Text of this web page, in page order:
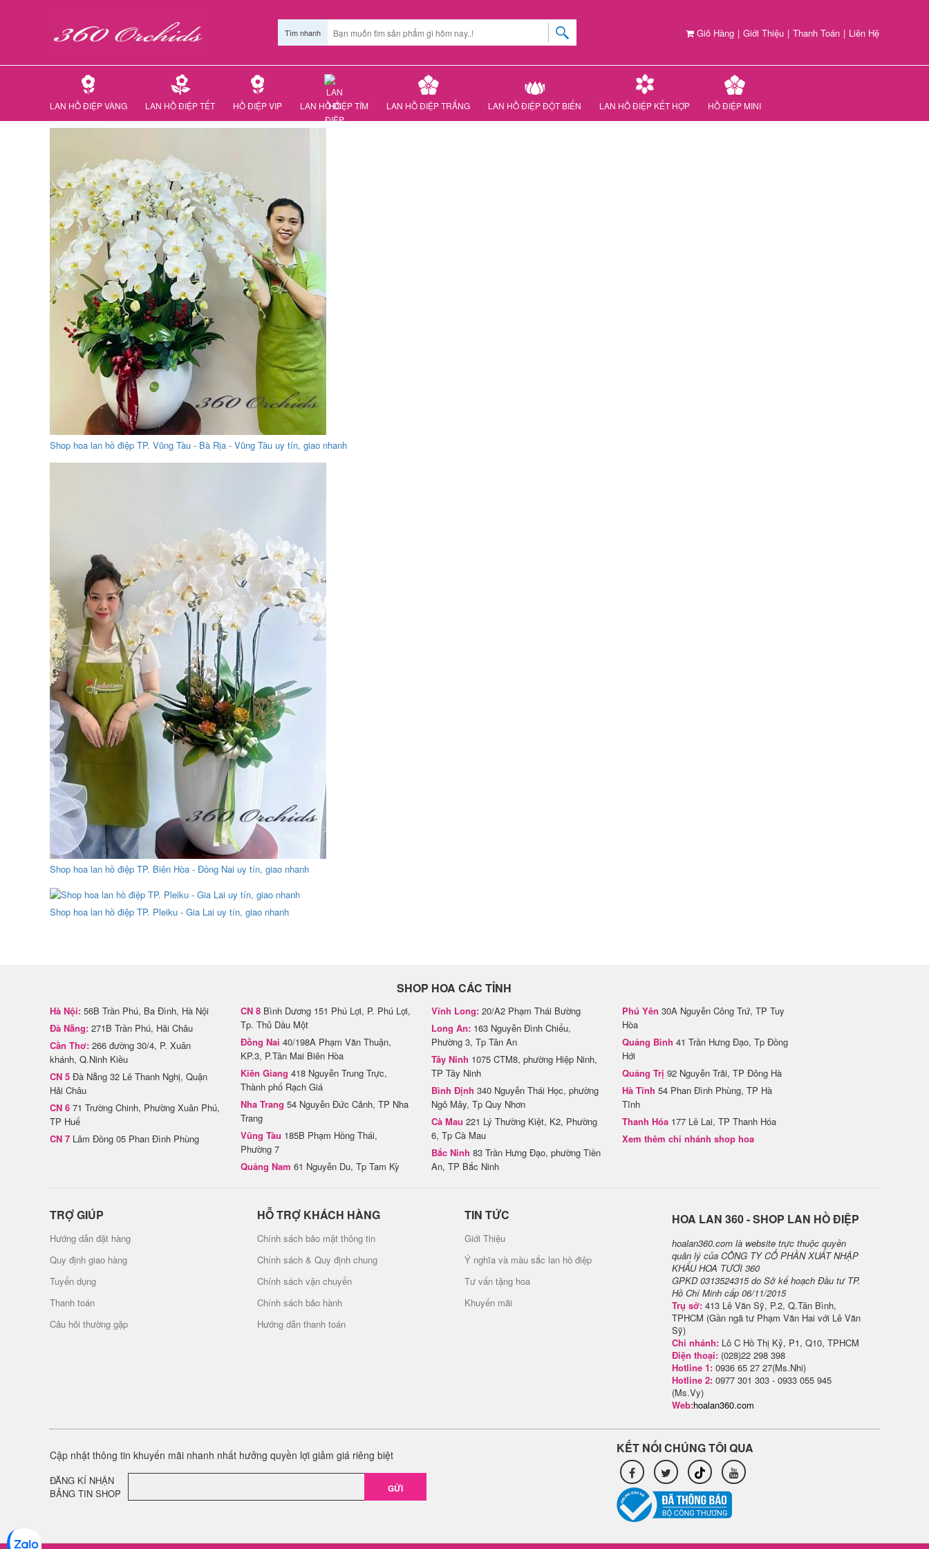
Giỏ Hàng | Giới Thiệu | Thanh Toán | Liên Hệ
Tìm nhanh
LAN HỒ ĐIỆP VÀNG LAN HỒ ĐIỆP TẾT HỒ ĐIỆP VIP LAN HỒ ĐIỆP TÍM LAN HỒ ĐIỆP TRẮNG LAN HỒ ĐIỆP ĐỘT BIẾN LAN HỒ ĐIỆP KẾT HỢP HỒ ĐIỆP MINI
Shop hoa lan hồ điệp TP. Vũng Tàu - Bà Rịa - Vũng Tàu uy tín, giao nhanh
Shop hoa lan hồ điệp TP. Biên Hòa - Đồng Nai uy tín, giao nhanh
Shop hoa lan hồ điệp TP. Pleiku - Gia Lai uy tín, giao nhanh
SHOP HOA CÁC TỈNH
Hà Nội: 56B Trần Phú, Ba Đình, Hà Nội
Đà Nẵng: 271B Trần Phú, Hải Châu
Cần Thơ: 266 đường 30/4, P. Xuân
khánh, Q.Ninh Kiều
CN 5 Đà Nẵng 32 Lê Thanh Nghị, Quận
Hải Châu
CN 6 71 Trường Chinh, Phường Xuân Phú,
TP Huế
CN 7 Lâm Đồng 05 Phan Đình Phùng
CN 8 Bình Dương 151 Phú Lợi, P. Phú Lợi,
Tp. Thủ Dầu Một
Đồng Nai 40/198A Phạm Văn Thuận,
KP.3, P.Tân Mai Biên Hòa
Kiên Giang 418 Nguyễn Trung Trực,
Thành phố Rạch Giá
Nha Trang 54 Nguyễn Đức Cảnh, TP Nha
Trang
Vũng Tàu 185B Phạm Hồng Thái,
Phường 7
Quảng Nam 61 Nguyễn Du, Tp Tam Kỳ
Vĩnh Long: 20/A2 Phạm Thái Bường
Long An: 163 Nguyễn Đình Chiểu,
Phường 3, Tp Tân An
Tây Ninh 1075 CTM8, phường Hiệp Ninh,
TP Tây Ninh
Bình Định 340 Nguyễn Thái Học, phường
Ngô Mây, Tp Quy Nhơn
Cà Mau 221 Lý Thường Kiệt, K2, Phường
6, Tp Cà Mau
Bắc Ninh 83 Trần Hưng Đạo, phường Tiền
An, TP Bắc Ninh
Phú Yên 30A Nguyễn Công Trứ, TP Tuy
Hòa
Quảng Bình 41 Trần Hưng Đạo, Tp Đồng
Hới
Quảng Trị 92 Nguyễn Trãi, TP Đông Hà
Hà Tĩnh 54 Phan Đình Phùng, TP Hà
Tĩnh
Thanh Hóa 177 Lê Lai, TP Thanh Hóa
Xem thêm chi nhánh shop hoa
TRỢ GIÚP
Hướng dẫn đặt hàng
Quy định giao hàng
Tuyển dụng
Thanh toán
Câu hỏi thường gặp
HỖ TRỢ KHÁCH HÀNG
Chính sách bảo mật thông tin
Chính sách & Quy định chung
Chính sách vận chuyển
Chính sách bảo hành
Hướng dẫn thanh toán
TIN TỨC
Giới Thiệu
Ý nghĩa và màu sắc lan hồ điệp
Tư vấn tặng hoa
Khuyến mãi
H​OA LAN 360 - SHOP LAN HỒ ĐIỆP
hoalan360.com là website trực thuộc quyền
quản lý của CÔNG TY CỔ PHẦN XUẤT NHẬP
KHẨU HOA TƯƠI 360
GPKD 0313524315 do Sở kế hoạch Đầu tư TP.
Hồ Chí Minh cấp 06/11/2015
Trụ sở: 413 Lê Văn Sỹ, P.2, Q.Tân Bình,
TPHCM (Gần ngã tư Phạm Văn Hai với Lê Văn
Sỹ)
Chi nhánh: Lô C Hồ Thị Kỷ, P1, Q10, TPHCM
Điện thoại: (028)22 298 398
Hotline 1: 0936 65 27 27(Ms.Nhi)
Hotline 2: 0977 301 303 - 0933 055 945
(Ms.Vy)
Web:hoalan360.com
Cập nhật thông tin khuyến mãi nhanh nhất hưởng quyền lợi giảm giá riêng biệt
ĐĂNG KÍ NHẬN
BẢNG TIN SHOP
GỬI
KẾT NỐI CHÚNG TÔI QUA